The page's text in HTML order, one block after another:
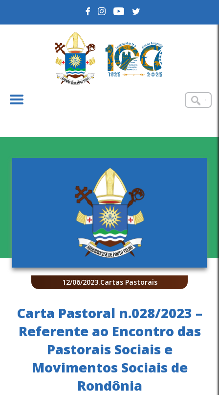
12/06/2023.Cartas Pastorais
Carta Pastoral n.028/2023 –
Referente ao Encontro das
Pastorais Sociais e
Movimentos Sociais de
Rondônia